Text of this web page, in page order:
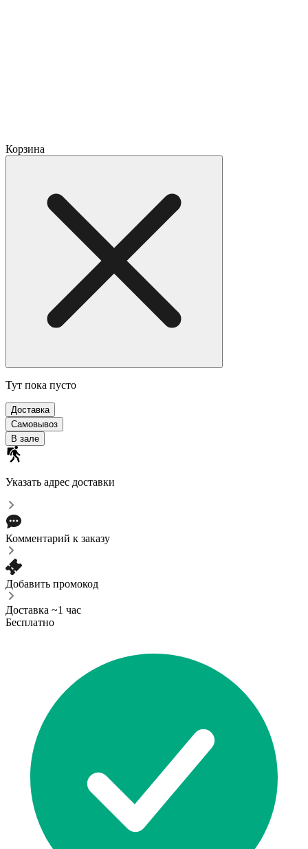
Корзина
Тут пока пусто
Доставка
Самовывоз
В зале
Указать адрес доставки
Комментарий к заказу
Добавить промокод
Доставка ~1 час
Бесплатно